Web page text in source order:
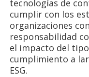
tecnologías de
cumplir con los
organizaciones
responsabilidad
el impacto del
cumplimiento a
ESG.